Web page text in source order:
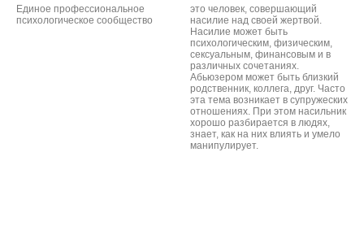
Единое профессиональное
психологическое сообщество
это человек, совершающий
насилие над своей жертвой.
Насилие может быть
психологическим, физическим,
сексуальным, финансовым и в
различных сочетаниях.
Абьюзером может быть близкий
родственник, коллега, друг. Часто
эта тема возникает в супружеских
отношениях. При этом насильник
хорошо разбирается в людях,
знает, как на них влиять и умело
манипулирует.